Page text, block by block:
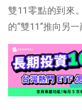
雙11零點的到來
的“雙11”推向另